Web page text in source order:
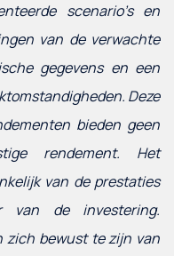
scenario’s en
van de verwachte
gegevens en een
Deze
bieden geen
rendement. Het
van de prestaties
de investering.
zich bewust te zijn van